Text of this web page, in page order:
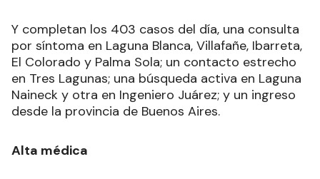
Y completan los 403 casos del día, una consulta
por síntoma en Laguna Blanca, Villafañe, Ibarreta,
El Colorado y Palma Sola; un contacto estrecho
en Tres Lagunas; una búsqueda activa en Laguna
Naineck y otra en Ingeniero Juárez; y un ingreso
desde la provincia de Buenos Aires.
Alta médica